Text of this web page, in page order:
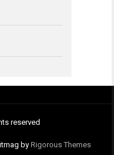
reserved
by Rigorous Themes